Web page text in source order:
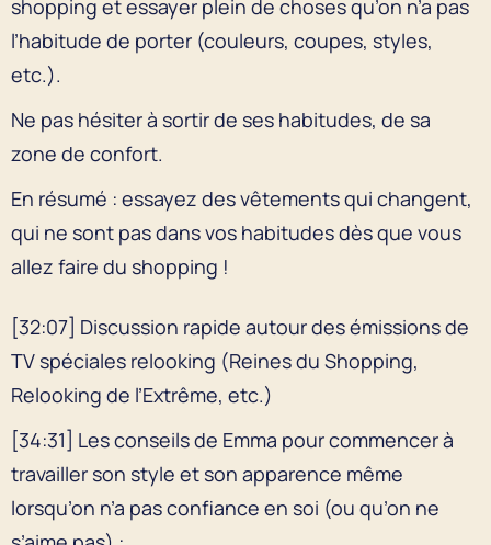
shopping et essayer plein de choses qu’on n’a pas
l’habitude de porter (couleurs, coupes, styles,
etc.).
Ne pas hésiter à sortir de ses habitudes, de sa
zone de confort.
En résumé : essayez des vêtements qui changent,
qui ne sont pas dans vos habitudes dès que vous
allez faire du shopping !
[32:07] Discussion rapide autour des émissions de
TV spéciales relooking (Reines du Shopping,
Relooking de l’Extrême, etc.)
[34:31] Les conseils de Emma pour commencer à
travailler son style et son apparence même
lorsqu’on n’a pas confiance en soi (ou qu’on ne